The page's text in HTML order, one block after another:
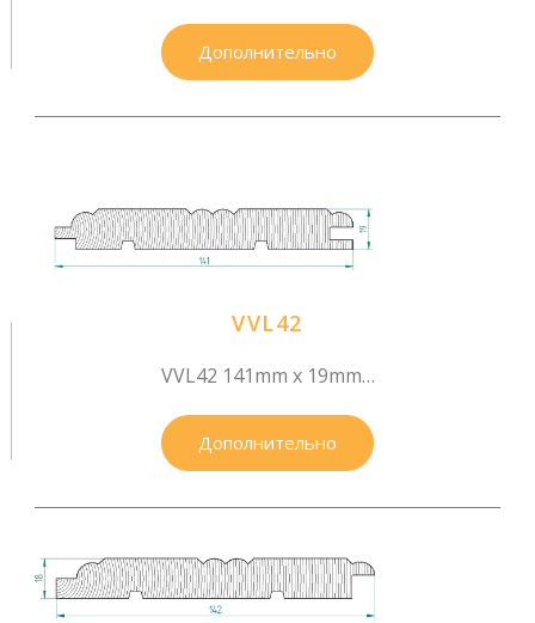
Дополнительно
VVL42
VVL42 141mm x 19mm…
Дополнительно